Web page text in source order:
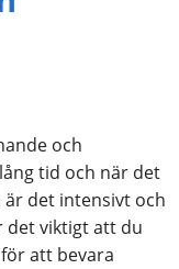
och
tid och när det
det intensivt och
det viktigt att du
att bevara